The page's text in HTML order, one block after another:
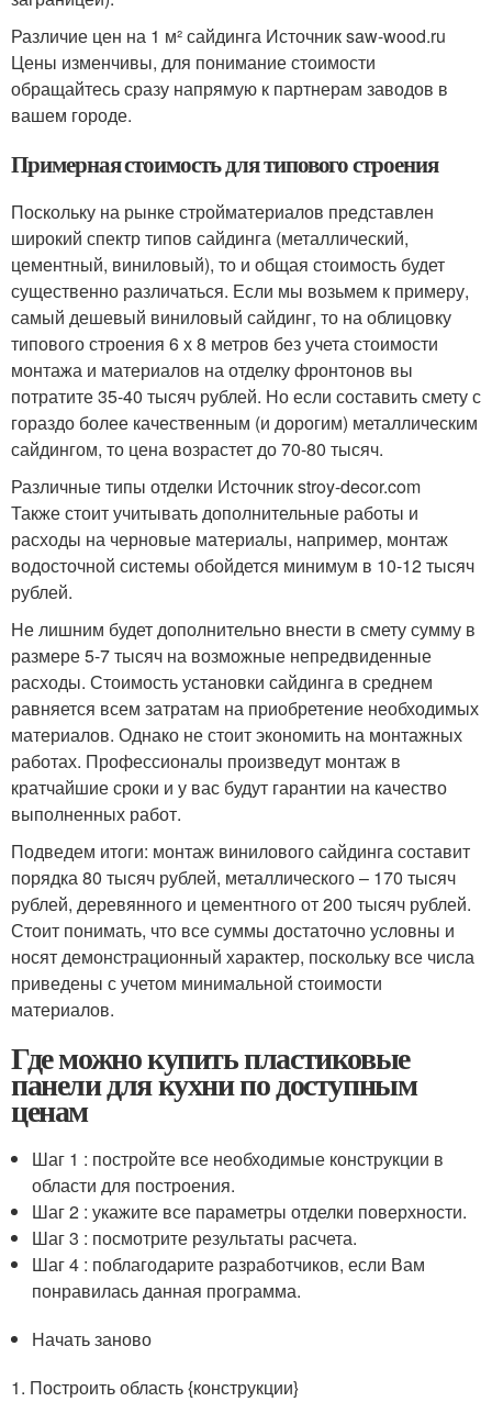
Различие цен на 1 м² сайдинга Источник saw-wood.ru
Цены изменчивы, для понимание стоимости
обращайтесь сразу напрямую к партнерам заводов в
вашем городе.
Примерная стоимость для типового строения
Поскольку на рынке стройматериалов представлен
широкий спектр типов сайдинга (металлический,
цементный, виниловый), то и общая стоимость будет
существенно различаться. Если мы возьмем к примеру,
самый дешевый виниловый сайдинг, то на облицовку
типового строения 6 х 8 метров без учета стоимости
монтажа и материалов на отделку фронтонов вы
потратите 35-40 тысяч рублей. Но если составить смету с
гораздо более качественным (и дорогим) металлическим
сайдингом, то цена возрастет до 70-80 тысяч.
Различные типы отделки Источник stroy-decor.com
Также стоит учитывать дополнительные работы и
расходы на черновые материалы, например, монтаж
водосточной системы обойдется минимум в 10-12 тысяч
рублей.
Не лишним будет дополнительно внести в смету сумму в
размере 5-7 тысяч на возможные непредвиденные
расходы. Стоимость установки сайдинга в среднем
равняется всем затратам на приобретение необходимых
материалов. Однако не стоит экономить на монтажных
работах. Профессионалы произведут монтаж в
кратчайшие сроки и у вас будут гарантии на качество
выполненных работ.
Подведем итоги: монтаж винилового сайдинга составит
порядка 80 тысяч рублей, металлического – 170 тысяч
рублей, деревянного и цементного от 200 тысяч рублей.
Стоит понимать, что все суммы достаточно условны и
носят демонстрационный характер, поскольку все числа
приведены с учетом минимальной стоимости
материалов.
Где можно купить пластиковые
панели для кухни по доступным
ценам
Шаг 1 : постройте все необходимые конструкции в
области для построения.
Шаг 2 : укажите все параметры отделки поверхности.
Шаг 3 : посмотрите результаты расчета.
Шаг 4 : поблагодарите разработчиков, если Вам
понравилась данная программа.
Начать заново
1. Построить область {конструкции}